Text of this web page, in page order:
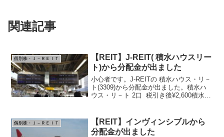
関連記事
個別株・Ｊ－ＲＥＩＴ
【REIT】J-REIT( 積水ハウスリー
ト)から分配金が出ました
小心者です。J-REITの 積水ハウス・リ－
ト(3309)から分配金が出ました。積水ハ
ウス・リ－ト 2口 税引き後¥2,600積水ハ
グに参加中
個別株・Ｊ－ＲＥＩＴ
【REIT】インヴィンシブルから
分配金が出ました